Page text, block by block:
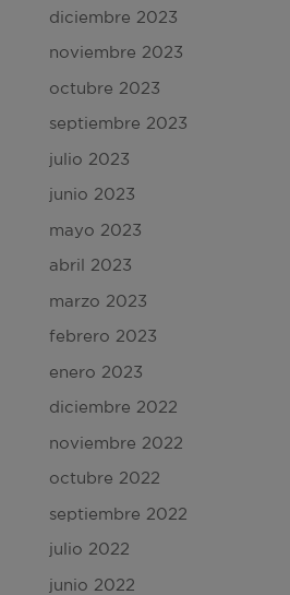
diciembre 2023
noviembre 2023
octubre 2023
septiembre 2023
julio 2023
junio 2023
mayo 2023
abril 2023
marzo 2023
febrero 2023
enero 2023
diciembre 2022
noviembre 2022
octubre 2022
septiembre 2022
julio 2022
junio 2022